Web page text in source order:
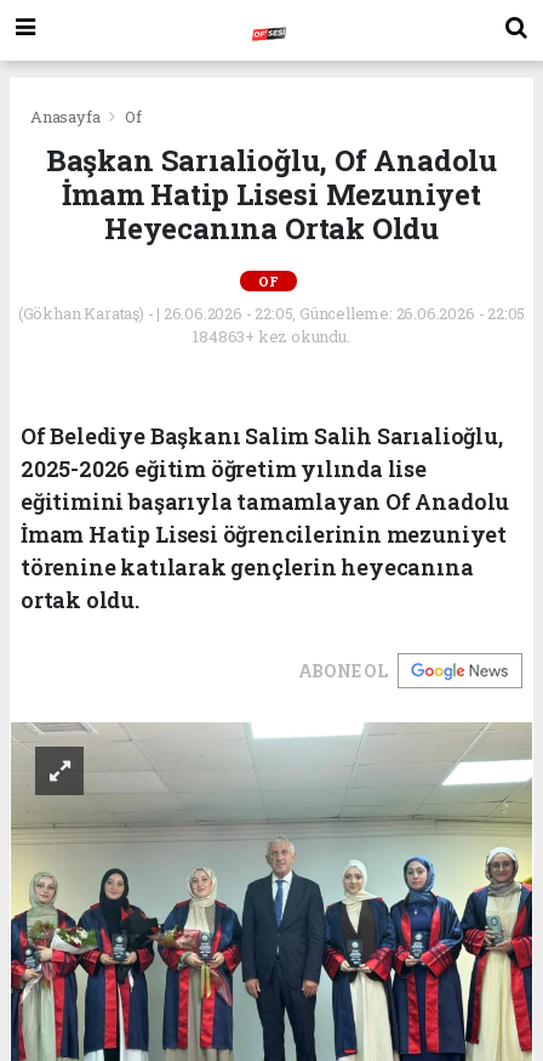
Anasayfa Of
Başkan Sarıalioğlu, Of Anadolu
İmam Hatip Lisesi Mezuniyet
Heyecanına Ortak Oldu
OF
(Gökhan Karataş) - | 26.06.2026 - 22:05, Güncelleme: 26.06.2026 - 22:05
184863+ kez okundu.
Of Belediye Başkanı Salim Salih Sarıalioğlu,
2025-2026 eğitim öğretim yılında lise
eğitimini başarıyla tamamlayan Of Anadolu
İmam Hatip Lisesi öğrencilerinin mezuniyet
törenine katılarak gençlerin heyecanına
ortak oldu.
ABONE OL